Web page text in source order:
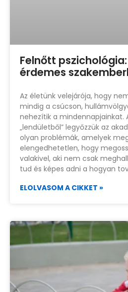
Felnőtt
érdemes
Az életünk velejárója, hogy
mindig a csúcson,
nehezítik a mindennapjainkat.
„lendületből” legyőzzük az
olyan problémák, amelyek
elengedhetetlen, hogy
valakivel, aki nem csak
tud és képes adni a hogyan
ELOLVASOM A CIKKET »